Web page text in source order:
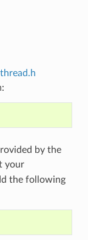
by the
your
the following